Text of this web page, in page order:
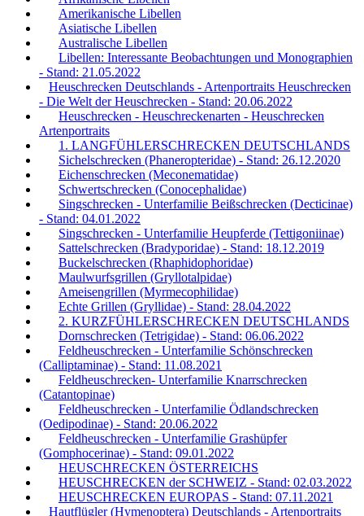
Amerikanische Libellen
Asiatische Libellen
Australische Libellen
Libellen: Interessante Beobachtungen und Monographien
- Stand: 21.05.2022
Heuschrecken Deutschlands - Artenportraits Heuschrecken
- Die Welt der Heuschrecken - Stand: 20.06.2022
Heuschrecken - Heuschreckenarten - Heuschrecken
Artenportraits
1. LANGFÜHLERSCHRECKEN DEUTSCHLANDS
Sichelschrecken (Phaneropteridae) - Stand: 26.12.2020
Eichenschrecken (Meconematidae)
Schwertschrecken (Conocephalidae)
Singschrecken - Unterfamilie Beißschrecken (Decticinae)
- Stand: 04.01.2022
Singschrecken - Unterfamilie Heupferde (Tettigoniinae)
Sattelschrecken (Bradyporidae) - Stand: 18.12.2019
Buckelschrecken (Rhaphidophoridae)
Maulwurfsgrillen (Gryllotalpidae)
Ameisengrillen (Myrmecophilidae)
Echte Grillen (Gryllidae) - Stand: 28.04.2022
2. KURZFÜHLERSCHRECKEN DEUTSCHLANDS
Dornschrecken (Tetrigidae) - Stand: 06.06.2022
Feldheuschrecken - Unterfamilie Schönschrecken
(Calliptaminae) - Stand: 11.08.2021
Feldheuschrecken- Unterfamilie Knarrschrecken
(Catantopinae)
Feldheuschrecken - Unterfamilie Ödlandschrecken
(Oedipodinae) - Stand: 20.06.2022
Feldheuschrecken - Unterfamilie Grashüpfer
(Gomphocerinae) - Stand: 09.01.2022
HEUSCHRECKEN ÖSTERREICHS
HEUSCHRECKEN der SCHWEIZ - Stand: 02.03.2022
HEUSCHRECKEN EUROPAS - Stand: 07.11.2021
Hautflügler (Hymenoptera) Deutschlands - Artenportraits